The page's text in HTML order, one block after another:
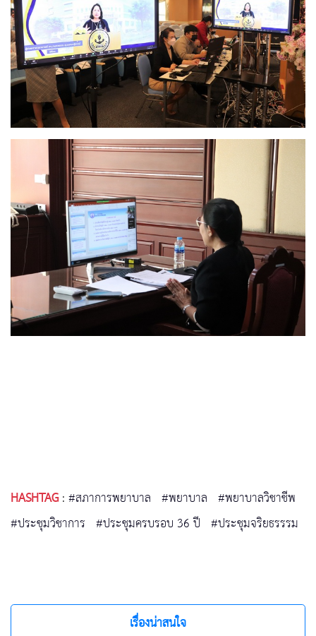
HASHTAG:#สภาการพยาบาล #พยาบาล #พยาบาลวิชาชีพ
#ประชุมวิชาการ #ประชุมครบรอบ 36 ปี #ประชุมจริยธรรรม
เรื่องน่าสนใจ